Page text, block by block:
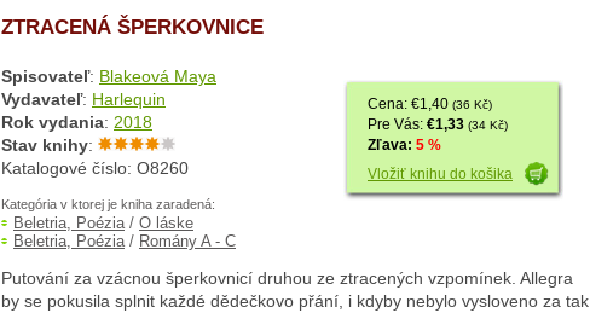
ZTRACENÁ ŠPERKOVNICE
Cena: €1,40 (36 Kč)
Pre Vás: €1,33 (34 Kč)
Zľava: 5 %
Vložiť knihu do košika
Spisovateľ: Blakeová Maya
Vydavateľ: Harlequin
Rok vydania: 2018
Stav knihy:
Katalogové číslo: O8260
Kategória v ktorej je kniha zaradená:
Beletria, Poézia/ O láske
Beletria, Poézia/ Romány A - C
Putování za vzácnou šperkovnicí druhou ze ztracených vzpomínek. Allegra
by se pokusila splnit každé dědečkovo přání, i kdyby nebylo vysloveno za tak